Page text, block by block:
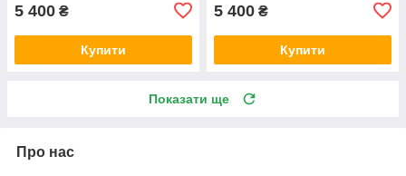
5 400 ₴
Купити
5 400 ₴
Купити
Показати ще
Про нас